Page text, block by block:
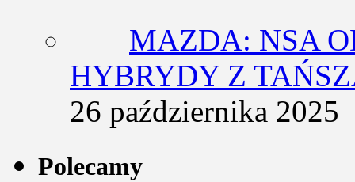
MAZDA: NSA
HYBRYDY Z
26 października 2025
Polecamy